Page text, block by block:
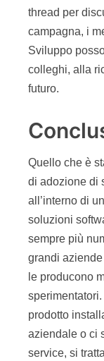
thread per
campagna, i
Sviluppo
colleghi, alla
futuro.
Quello che è
di adozione di
all’interno di
soluzioni
sempre più
grandi
le producono
prodotto
aziendale o ci
service, si